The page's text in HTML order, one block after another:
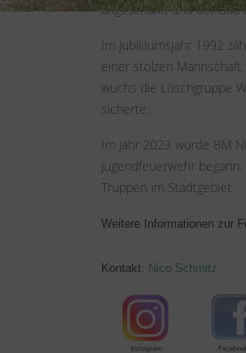
angeschafft, und der Bau
Im Jubiläumsjahr 1992
einer stolzen
wuchs die Löschgruppe
sicherte.
Im Jahr 2023 wurde BM
Jugendfeuerwehr
Truppen im Stadtgebiet.
Weitere Informationen zur
Kontakt: Nico Schmitz